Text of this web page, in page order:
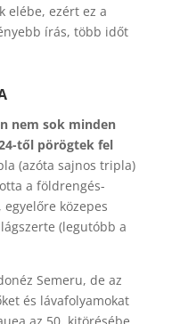
elébe, ezért ez a
írás, több időt
nem sok minden
től pörögtek fel
(azóta sajnos tripla)
a földrengés-
közepes
(legutóbb a
Semeru, de az
és lávafolyamokat